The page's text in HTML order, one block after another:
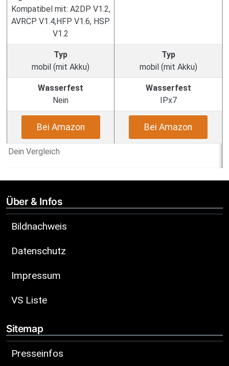
Dein Vergleich
Kompatibel mit: A2DP V1.2,
AVRCP V1.4,HFP V1.6, HSP
V1.2
Typ
mobil (mit Akku)
Typ
mobil (mit Akku)
Wasserfest
Nein
Wasserfest
IPx7
Bei Amazon Bei Amazon
Über & Infos
Bildnachweis
Datenschutz
Impressum
VS Liste
Sitemap
Presseinfos